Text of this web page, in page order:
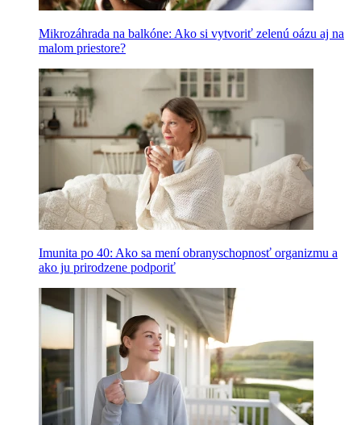
Mikrozáhrada na balkóne: Ako si vytvoriť zelenú oázu aj na
malom priestore?
Imunita po 40: Ako sa mení obranyschopnosť organizmu a
ako ju prirodzene podporiť